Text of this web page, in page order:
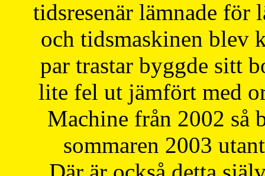
tidsresenär lämnade för
och tidsmaskinen blev
par trastar byggde sitt
lite fel ut jämfört med
Machine från 2002 så
sommaren 2003